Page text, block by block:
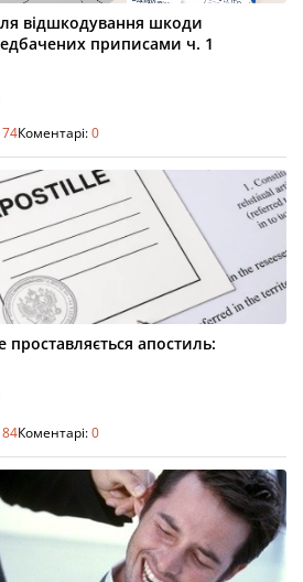
відшкодування шкоди
приписами ч. 1
74Коментарі:0
апостиль:
84Коментарі:0